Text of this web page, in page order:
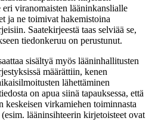
viranomaisten lääninkanslialle
ja ne toimivat hakemistoina
Saatekirjeestä taas selviää se,
tiedonkeruu on perustunut.
sisältyä myös lääninhallitusten
määrättiin, kenen
lähettäminen
on apua siinä tapauksessa, että
keskeisen virkamiehen toiminnasta
lääninsihteerin kirjetoisteet ovat